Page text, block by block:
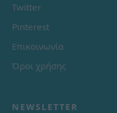
Twitter
Pinterest
Επικοινωνία
Όροι χρήσης
NEWSLETTER